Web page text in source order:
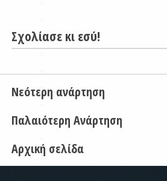
Σχολίασε κι εσύ!
Νεότερη ανάρτηση
Παλαιότερη Ανάρτηση
Αρχική σελίδα